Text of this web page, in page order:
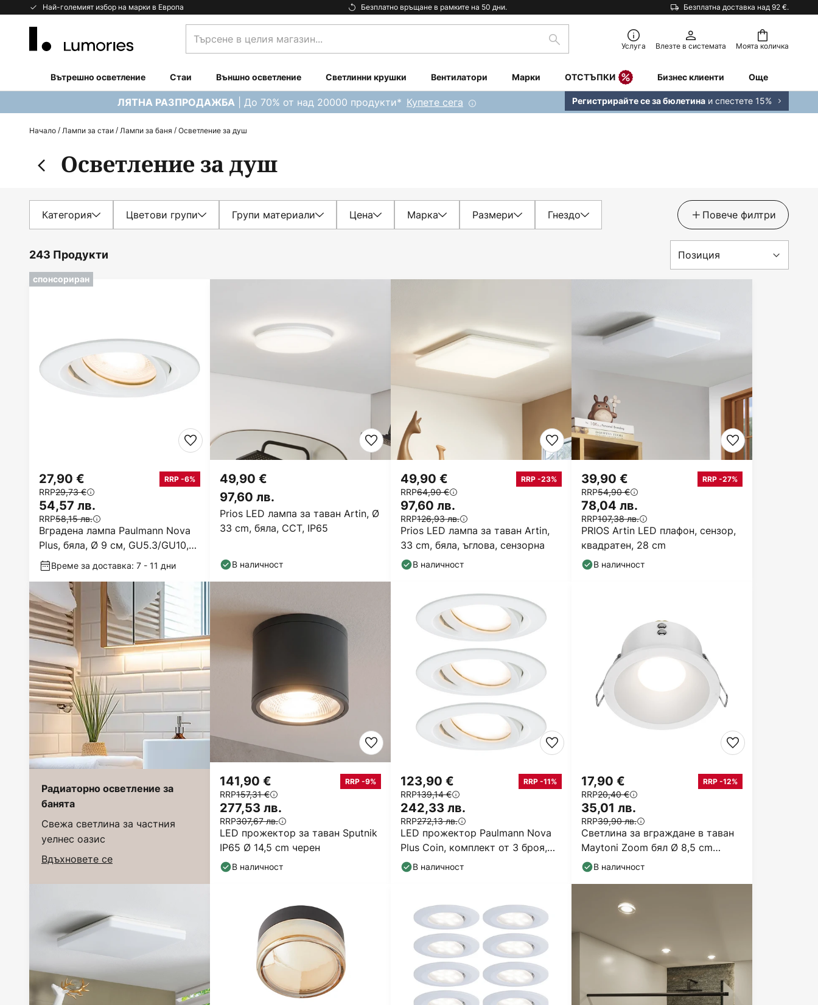
Най-големият избор на марки в Европа Безплатно връщане в рамките на 50 дни. Безплатна доставка над 92 €.
Прескачане
Моята количка
магазин...
Търсене Услуга Влезте в системата
Вътрешно осветление Стаи Външно осветление Светлинни крушки Вентилатори Марки ОТСТЪПКИ Бизнес клиенти Още
ЛЯТНА РАЗПРОДАЖБА | До 70% от над 20000 продукти* Купете сега Регистрирайте се за бюлетина и спестете 15%
Начало Лампи за стаи Лампи за баня Осветление за душ
Осветление за душ
Категория Цветови групи Групи материали Цена Марка Размери Гнездо Повече филтри
243 Продукти
спонсориран
Вградена лампа Paulmann Nova
Plus, бяла, Ø 9 см, GU5.3/GU10,
IP65
27,90 € RRP -6%
RRP29,73 €
54,57 лв.
RRP58,15 лв.
Време за доставка: 7 - 11 дни
Prios LED лампа за таван Artin, Ø
33 cm, бяла, CCT, IP65
49,90 €
97,60 лв.
В наличност
Prios LED лампа за таван Artin,
33 cm, бяла, ъглова, сензорна
49,90 € RRP -23%
RRP64,90 €
97,60 лв.
RRP126,93 лв.
В наличност
PRIOS Artin LED плафон, сензор,
квадратен, 28 cm
39,90 € RRP -27%
RRP54,90 €
78,04 лв.
RRP107,38 лв.
В наличност
Радиаторно осветление за
банята
Свежа светлина за частния
уелнес оазис
Вдъхновете се
LED прожектор за таван Sputnik
IP65 Ø 14,5 cm черен
141,90 € RRP -9%
RRP157,31 €
277,53 лв.
RRP307,67 лв.
В наличност
LED прожектор Paulmann Nova
Plus Coin, комплект от 3 броя,
кръгъл, бял, 2700 K,
123,90 € RRP -11%
RRP139,14 €
242,33 лв.
RRP272,13 лв.
В наличност
Светлина за вграждане в таван
Maytoni Zoom бял Ø 8,5 cm
алуминий IP65 GU10
17,90 € RRP -12%
RRP20,40 €
35,01 лв.
RRP39,90 лв.
В наличност